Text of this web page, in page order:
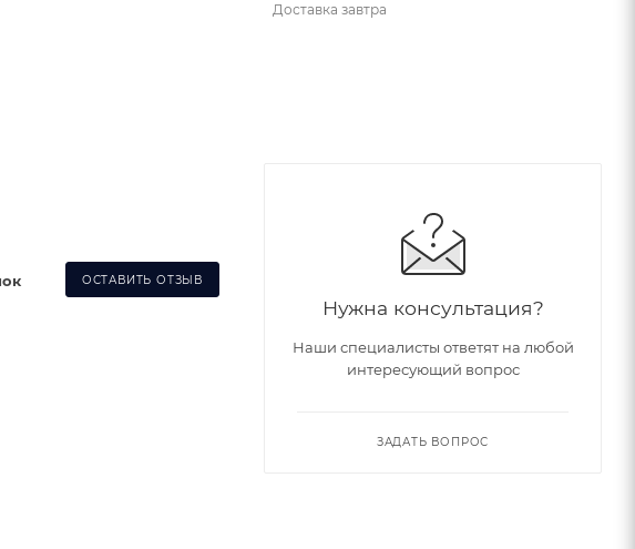
Доставка завтра
ОСТАВИТЬ ОТЗЫВ
Нужна консультация?
Наши специалисты ответят на любой
интересующий вопрос
ЗАДАТЬ ВОПРОС